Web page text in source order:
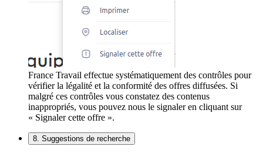
France Travail effectue systématiquement des contrôles pour
vérifier la légalité et la conformité des offres diffusées. Si
malgré ces contrôles vous constatez des contenus
inappropriés, vous pouvez nous le signaler en cliquant sur
« Signaler cette offre ».
8. Suggestions de recherche